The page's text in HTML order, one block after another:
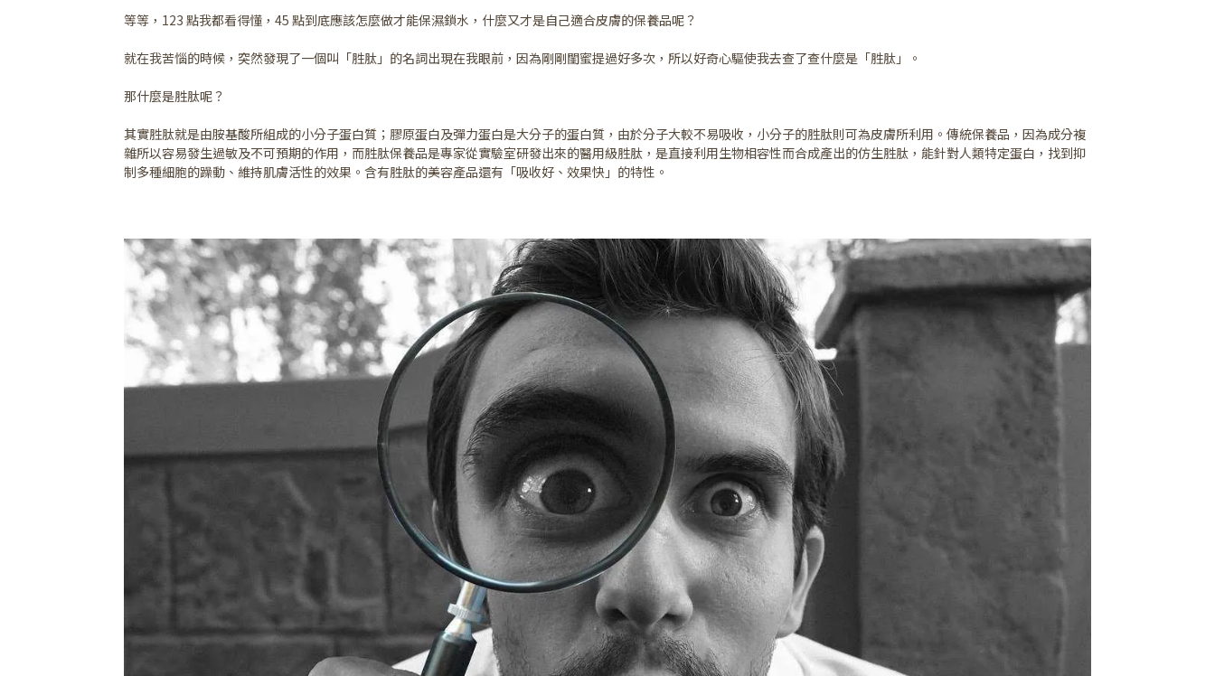
等等，123 點我都看得懂，45 點到底應該怎麼做才能保濕鎖水，什麼又才是自己適合皮膚的保養品呢？
就在我苦惱的時候，突然發現了一個叫「胜肽」的名詞出現在我眼前，因為剛剛閨蜜提過好多次，所以好奇心驅使我去查了查什麼是「胜肽」。
那什麼是胜肽呢？
其實胜肽就是由胺基酸所組成的小分子蛋白質；膠原蛋白及彈力蛋白是大分子的蛋白質，由於分子大較不易吸收，小分子的胜肽則可為皮膚所利用。傳統保養品，因為成分複
雜所以容易發生過敏及不可預期的作用，而胜肽保養品是專家從實驗室研發出來的醫用級胜肽，是直接利用生物相容性而合成產出的仿生胜肽，能針對人類特定蛋白，找到抑
制多種細胞的躁動、維持肌膚活性的效果。含有胜肽的美容產品還有「吸收好、效果快」的特性。